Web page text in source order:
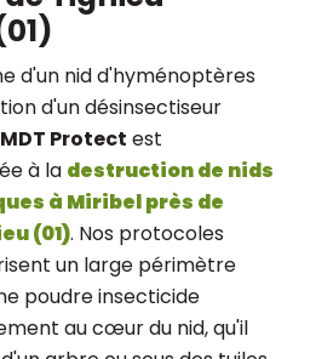
d'un nid d'hyménoptères
d'un désinsectiseur
MDT Protect est
à la destruction de nids
à Miribel près de
(01). Nos protocoles
un large périmètre
poudre insecticide
au cœur du nid, qu'il